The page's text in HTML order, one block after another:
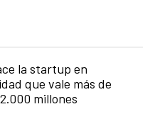
la startup en
que vale más de
millones